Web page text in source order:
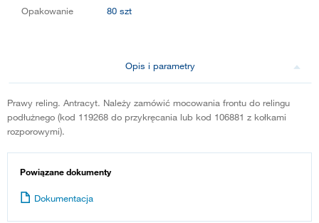
Opakowanie
80 szt
Opis i parametry
Prawy reling. Antracyt. Należy zamówić mocowania frontu do relingu
podłużnego (kod 119268 do przykręcania lub kod 106881 z kołkami
rozporowymi).
Powiązane dokumenty
Dokumentacja